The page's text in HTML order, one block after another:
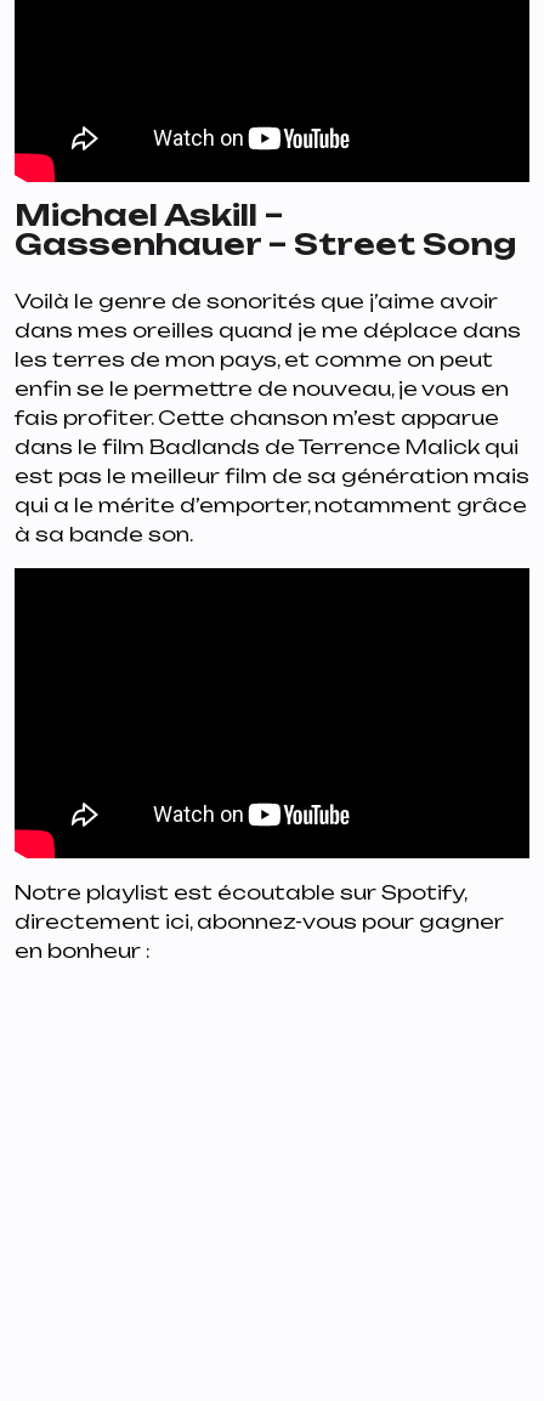
Michael Askill –
Gassenhauer – Street Song
Voilà le genre de sonorités que j’aime avoir
dans mes oreilles quand je me déplace dans
les terres de mon pays, et comme on peut
enfin se le permettre de nouveau, je vous en
fais profiter. Cette chanson m’est apparue
dans le film Badlands de Terrence Malick qui
est pas le meilleur film de sa génération mais
qui a le mérite d’emporter, notamment grâce
à sa bande son.
Notre playlist est écoutable sur Spotify,
directement ici, abonnez-vous pour gagner
en bonheur :